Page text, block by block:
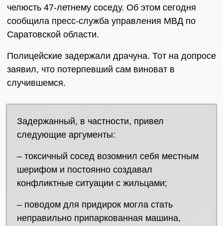
челюсть 47-летнему соседу. Об этом сегодня
сообщила пресс-служба управления МВД по
Саратовской области.
Полицейские задержали драчуна. Тот на допросе
заявил, что потерпевший сам виноват в
случившемся.
Задержанный, в частности, привел
следующие аргументы:
– токсичный сосед возомнил себя местным
шерифом и постоянно создавал
конфликтные ситуации с жильцами;
– поводом для придирок могла стать
неправильно припаркованная машина,